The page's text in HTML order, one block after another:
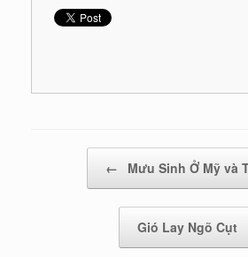
← Mưu Sinh Ở Mỹ và
Gió Lay Ngõ Cụt